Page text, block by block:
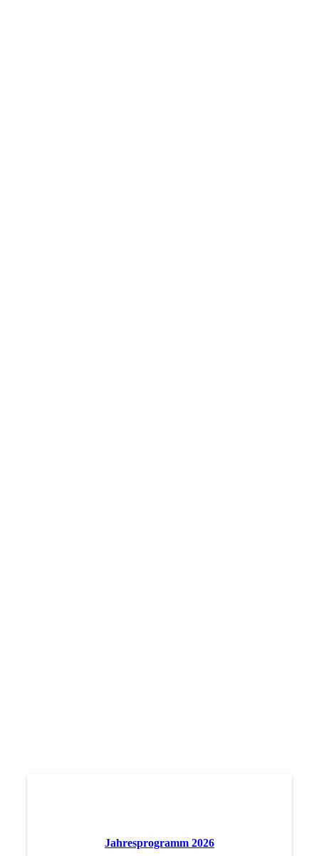
Jahresprogramm 2026